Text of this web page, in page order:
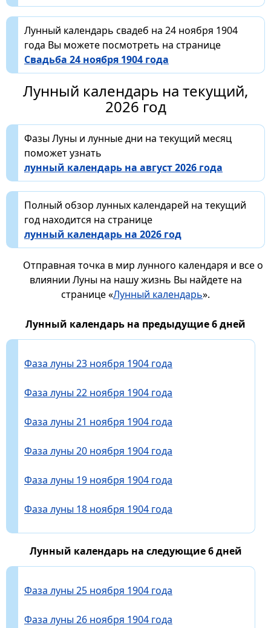
Лунный календарь свадеб на 24 ноября 1904
года Вы можете посмотреть на странице
Свадьба 24 ноября 1904 года
Лунный календарь на текущий,
2026 год
Фазы Луны и лунные дни на текущий месяц
поможет узнать
лунный календарь на август 2026 года
Полный обзор лунных календарей на текущий
год находится на странице
лунный календарь на 2026 год
Отправная точка в мир лунного календаря и все о
влиянии Луны на нашу жизнь Вы найдете на
странице «Лунный календарь».
Лунный календарь на предыдущие 6 дней
Фаза луны 23 ноября 1904 года
Фаза луны 22 ноября 1904 года
Фаза луны 21 ноября 1904 года
Фаза луны 20 ноября 1904 года
Фаза луны 19 ноября 1904 года
Фаза луны 18 ноября 1904 года
Лунный календарь на следующие 6 дней
Фаза луны 25 ноября 1904 года
Фаза луны 26 ноября 1904 года